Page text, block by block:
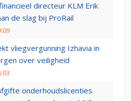
directeur KLM Erik
de slag bij ProRail
vliegvergunning Izhavia in
over veiligheid
onderhoudslicenties